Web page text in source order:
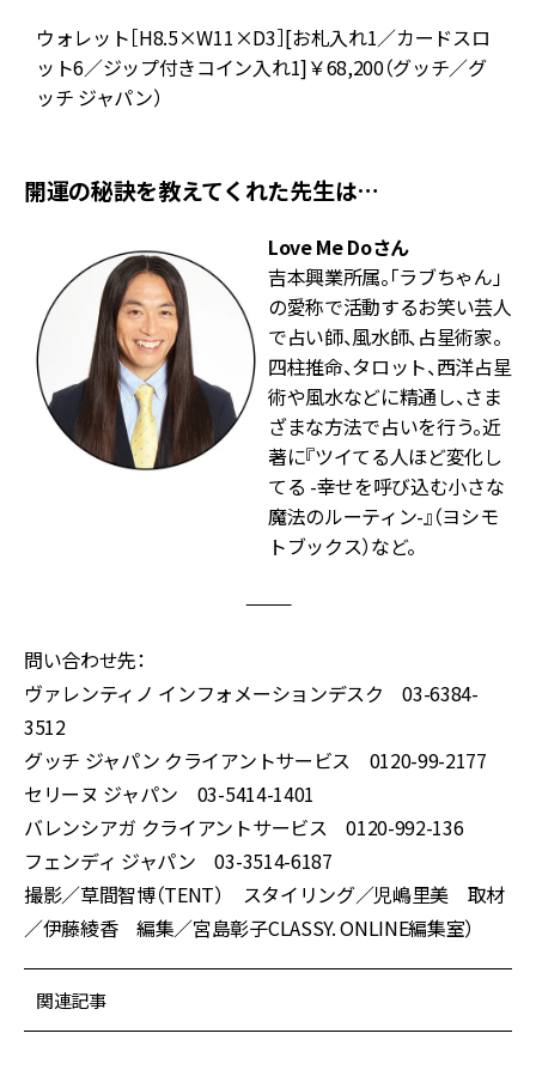
ウォレット［H8.5×W11×D3］[お札入れ1／カードスロ
ット6／ジップ付きコイン入れ1]￥68,200（グッチ／グ
ッチ ジャパン）
開運の秘訣を教えてくれた先生は…
Love Me Doさん
吉本興業所属。「ラブちゃん」
の愛称で活動するお笑い芸人
で占い師、風水師、占星術家。
四柱推命、タロット、西洋占星
術や風水などに精通し、さま
ざまな方法で占いを行う。近
著に『ツイてる人ほど変化し
てる -幸せを呼び込む小さな
魔法のルーティン-』（ヨシモ
トブックス）など。
———
問い合わせ先：
ヴァレンティノ インフォメーションデスク 03-6384-
3512
グッチ ジャパン クライアントサービス 0120-99-2177
セリーヌ ジャパン 03-5414-1401
バレンシアガ クライアントサービス 0120-992-136
フェンディ ジャパン 03-3514-6187
撮影／草間智博（TENT） スタイリング／児嶋里美 取材
／伊藤綾香 編集／宮島彰子CLASSY. ONLINE編集室）
関連記事